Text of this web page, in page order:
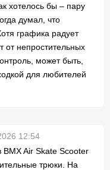
хотелось бы – пару
думал, что
графика радует
от непростительных
может быть,
для любителей
12:54
BMX Air Skate Scooter
трюки. На